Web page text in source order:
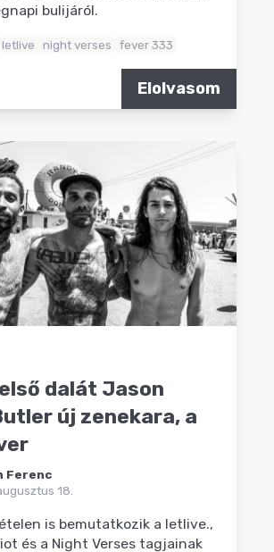
bulijáról.
letlive night verses fever 333
Elolvasom
dalát Jason
új zenekara, a
Ferenc
18.
is bemutatkozik a letlive.,
és a Night Verses tagjainak